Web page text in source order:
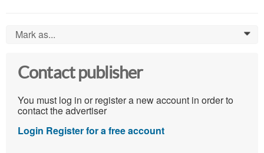
Mark as... 0
Contact publisher
You must log in or register a new account in order to
contact the advertiser
Login Register for a free account